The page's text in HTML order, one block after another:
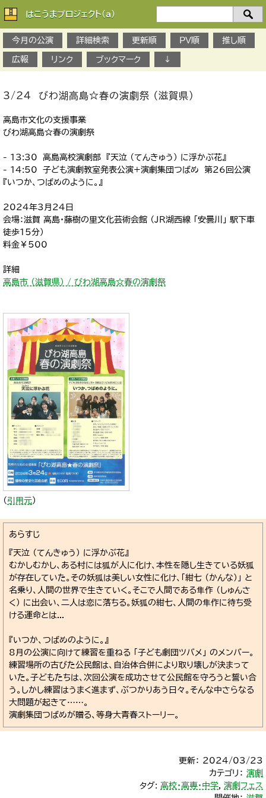
はこうまプロジェクト(a)
今月の公演
詳細検索 更新順 PV順 推し順
広報 リンク ブックマーク ↓
3/24 びわ湖高島☆春の演劇祭 （滋賀県）
高島市文化の支援事業
びわ湖高島☆春の演劇祭
- 13:30 高島高校演劇部 『天泣 （てんきゅう） に浮かぶ花』
- 14:50 子ども演劇教室発表公演+演劇集団つばめ 第26回公演
『いつか、つばめのように。』
2024年3月24日
会場：滋賀 高島・藤樹の里文化芸術会館 （JR湖西線 「安曇川」 駅下車
徒歩15分）
料金￥500
詳細
高島市 （滋賀県） / びわ湖高島☆春の演劇祭
（ 引用元）
あらすじ
『天泣 （てんきゅう） に浮かぶ花』
むかしむかし、ある村には狐が人に化け、本性を隠し生きている妖狐
が存在していた。その妖狐は美しい女性に化け、「紺七 （かんな）」 と
名乗り、人間の世界で生きていく。そこで人間である隼作 （しゅんさ
く） に出会い、二人は恋に落ちる。妖狐の紺七、人間の隼作に待ち受
ける運命とは...
『いつか、つばめのように。』
8月の公演に向けて練習を重ねる 「子ども劇団ツバメ」 のメンバー。
練習場所の古びた公民館は、自治体合併により取り壊しが決まって
いた。子どもたちは、次回公演を成功させて公民館を守ろうと誓い合
う。しかし練習はうまく進まず、ぶつかりあう日々。そんな中さらなる
大問題が起きて……。
演劇集団つばめが贈る、等身大青春ストーリー。
更新： 2024/03/23
カテゴリ： 演劇
タグ: 高校・高専・中学, 演劇フェス